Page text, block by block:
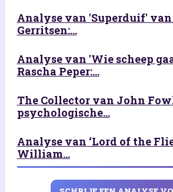
Analyse van 'Superduif'
Gerritsen:...
Analyse van 'Wie scheep
Rascha Peper:...
The Collector van John
psychologische...
Analyse van ‘Lord of the
William...